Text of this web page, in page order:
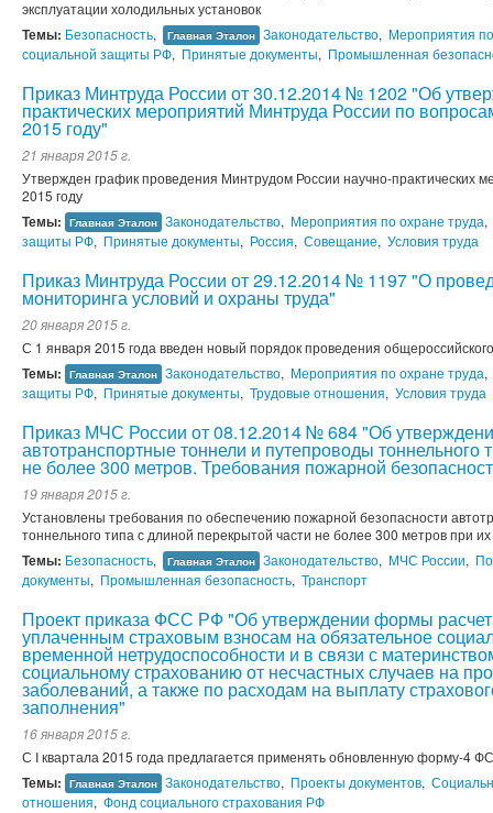
эксплуатации холодильных установок
Темы: Безопасность, Главная Эталон Законодательство, Мероприятия
социальной защиты РФ, Принятые документы, Промышленная
Приказ Минтруда России от 30.12.2014 № 1202 "Об
практических мероприятий Минтруда России по
2015 году"
21 января 2015 г.
Утвержден график проведения Минтрудом России научно-практических
2015 году
Темы: Главная Эталон Законодательство, Мероприятия по охране труда,
защиты РФ, Принятые документы, Россия, Совещание, Условия труда
Приказ Минтруда России от 29.12.2014 № 1197 "О
мониторинга условий и охраны труда"
20 января 2015 г.
С 1 января 2015 года введен новый порядок проведения
Темы: Главная Эталон Законодательство, Мероприятия по охране труда,
защиты РФ, Принятые документы, Трудовые отношения, Условия труда
Приказ МЧС России от 08.12.2014 № 684 "Об
автотранспортные тоннели и путепроводы тоннельного
не более 300 метров. Требования пожарной
19 января 2015 г.
Установлены требования по обеспечению пожарной безопасности
тоннельного типа с длиной перекрытой части не более 300 метров при
Темы: Безопасность, Главная Эталон Законодательство, МЧС России,
документы, Промышленная безопасность, Транспорт
Проект приказа ФСС РФ "Об утверждении формы
уплаченным страховым взносам на обязательное
временной нетрудоспособности и в связи с
социальному страхованию от несчастных случаев на
заболеваний, а также по расходам на выплату
заполнения"
16 января 2015 г.
С I квартала 2015 года предлагается применять обновленную форму-4
Темы: Главная Эталон Законодательство, Проекты документов,
отношения, Фонд социального страхования РФ